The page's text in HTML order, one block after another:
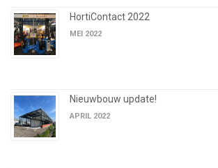
HortiContact 2022
MEI 2022
Nieuwbouw update!
APRIL 2022